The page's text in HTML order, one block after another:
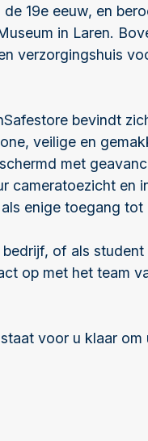
19e eeuw, en
in Laren.
verzorgingshuis
bevindt
veilige en
met
cameratoezicht en
enige toegang tot
of als
op met het team
voor u klaar